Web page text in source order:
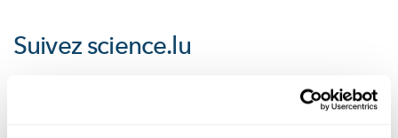
Suivezscience.lu